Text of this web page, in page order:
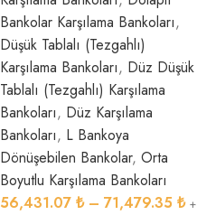
Bankolar Karşılama Bankoları,
Düşük Tablalı (Tezgahlı)
Karşılama Bankoları, Düz Düşük
Tablalı (Tezgahlı) Karşılama
Bankoları, Düz Karşılama
Bankoları, L Bankoya
Dönüşebilen Bankolar, Orta
Boyutlu Karşılama Bankoları
56,431.07 ₺ – 71,479.35 ₺ +